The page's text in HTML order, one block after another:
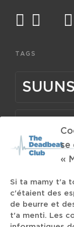
se
«
Si ta mamy t'a
c'étaient des
de beurre et
t'a menti. Les
mail
TAGS
SUUNS
Yin Yin
Trap-Metal
Wayfarer Visual
Bart Kobain